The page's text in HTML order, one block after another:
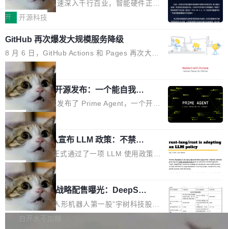
度宣传的。」 这才是真正的痛点。不是所有论文
都有问题，是最吸引眼球的那批论文最有问题。
他引用的帖子来自 Mathew Shen，一位 ICLR 2
026 的读者：「看了篇 ...
工作过。近日他在 X 上发了一条帖子，列出了他
认为现代 AI 领域最重要的三个开源项目。 第一
个名字毫无悬念：Flash Attention 2。 Hieu 的
理由很具体。FA 系列不需要解释，但 FA2 是他
认为最重要的一个——复杂度恰到好处，刚好能
驱动你去学 CuTe，但还没被那些"邪恶的" Hopp
er++ 优化所淹没，足够容易修改和适配。 更关
键的是 FA2 的持久性...
随着万物智联加速深入千行百业，智能硬件正从
单点设备迈向智能化、网联化、协同化发展。作
鸿蒙通过统一技术底座和分布式能力，为不同类
型智能设备的开发、连接与互联提供关键支撑，
也为产业链企业探索产品创新与商业增长打开新
的空间。 8月14日，开源鸿蒙智能硬件开发者日
（OHDD：OpenHarmony Hardware Develope
r Day）将在杭州启航。活动面向智能硬件产业
链企业和开发者，邀请行业专家与资深技术顾
问，围绕开源鸿蒙技术能力、设备适配、芯片适
配、功耗与稳定性调优、兼容性测评及统一互联
等内容展开系统讲解和实战交流，帮助企业进一
步了解开源鸿蒙在智能...
开 开源科技
GitHub 再次爆发大规模服务降级
8 月 6 日，GitHub Actions 和 Pages 再次大规
模服务降级，Actions 完全不可用超过 5 小时，
webhook 停发，连自托管 runner 也因调度层故
障无法工作。Pages、Copilot code review、C
opilot coding agent 全部受影响。从检测到完全
恢复，大约 12 小时。 这是 2026 年 8 月的第六
起事故，其中四起与 AI/Copilot 服务相关。 Git
Hub 员工 kdaigle 在 HN 讨论中贴出了一组数
据：2025 年全年 10 亿次 commit。现在，每周
2.75 亿次，全年预计 140 亿次。GitHub...
局
Prime Agent 开源发布：一个能自我改
进的编程 Agent，ARC-AGI 3 超越人类
专家基线
Prime Intellect 发布了 Prime Agent，一个开源
的编程 Agent Harness，核心设计围绕两个抽
象：Recursive Language Model（RLM）和 C
ontinual Harness。在 ARC-AGI 3 基准测试
上，Prime Agent + Opus 5 的组合达到了 95.
5% RHAE Best@1，超过了 ARC 报告的人类专
家基线 95.4%。 不是又一个 coding agent 包装
器 Prime Agent 的架构和市面上大多数 coding
agent 有本质区别。大多数 agent harness 的设
计是基于早期模型的能力—...
局
Rust 项目团队宣布 LLM 政策：不禁
止，但你要承认哪些代码不是你写的
Rust 语言项目正式通过了一项 LLM 使用政策，
覆盖 rust-lang/rust 单一仓库的代码贡献。这不
是项目级别的官方立场，目前由五个团队采纳，
但它可能是主流开源项目中关于 AI 辅助贡献最
细致的一份规则。 政策的核心只有一句话：LLM
可以用来分析、提炼、审阅、建议，但不能用来
局
宇树科技 IPO 战略配售曝光：DeepSe
ek 获配 93.3 万股，锁定 36 个月
8月6日晚间，“人形机器人第一股”宇树科技股份
有限公司披露IPO发行价格及战略配售结果，杭
白开水不加糖